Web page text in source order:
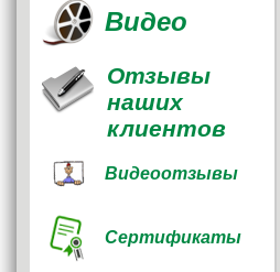
Видео
Отзывы
наших
клиентов
Видеоотзывы
Сертификаты